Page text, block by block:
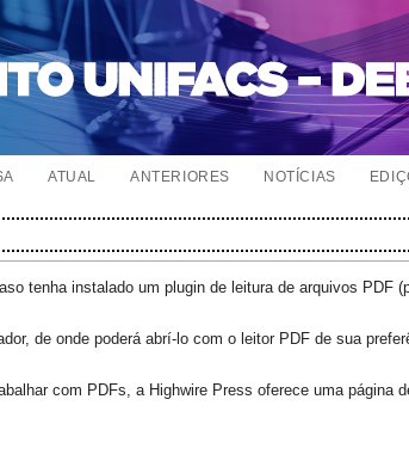
ATUAL ANTERIORES NOTÍCIAS
tenha instalado um plugin de leitura de arquivos PDF
de onde poderá abrí-lo com o leitor PDF de sua
com PDFs, a Highwire Press oferece uma página